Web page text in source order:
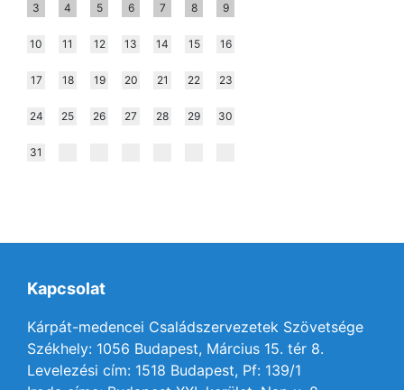
3 4 5 6 7 8 9
10 11 12 13 14 15 16
17 18 19 20 21 22 23
24 25 26 27 28 29 30
31
Kapcsolat
Kárpát-medencei Családszervezetek Szövetsége
Székhely: 1056 Budapest, Március 15. tér 8.
Levelezési cím: 1518 Budapest, Pf: 139/1